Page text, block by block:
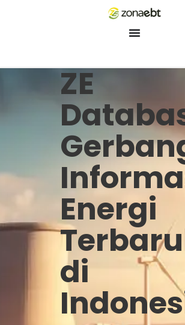
ZE
Energi
di
Aku ZEBot, asisten digital ZonaEBT.